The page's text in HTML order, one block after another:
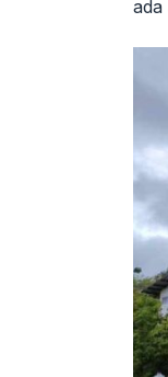
ada